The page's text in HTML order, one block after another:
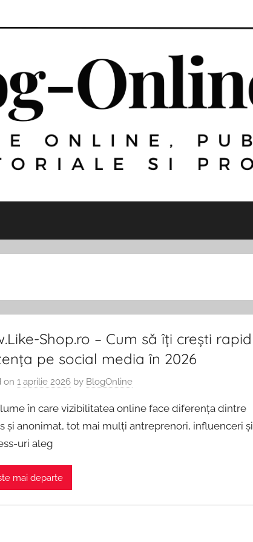
Shop.ro – Cum să îți crești rapid
pe social media în 2026
on 1 aprilie 2026by BlogOnline
în care vizibilitatea online face diferența dintre
și anonimat, tot mai mulți antreprenori, influenceri și
uri aleg
mai departe